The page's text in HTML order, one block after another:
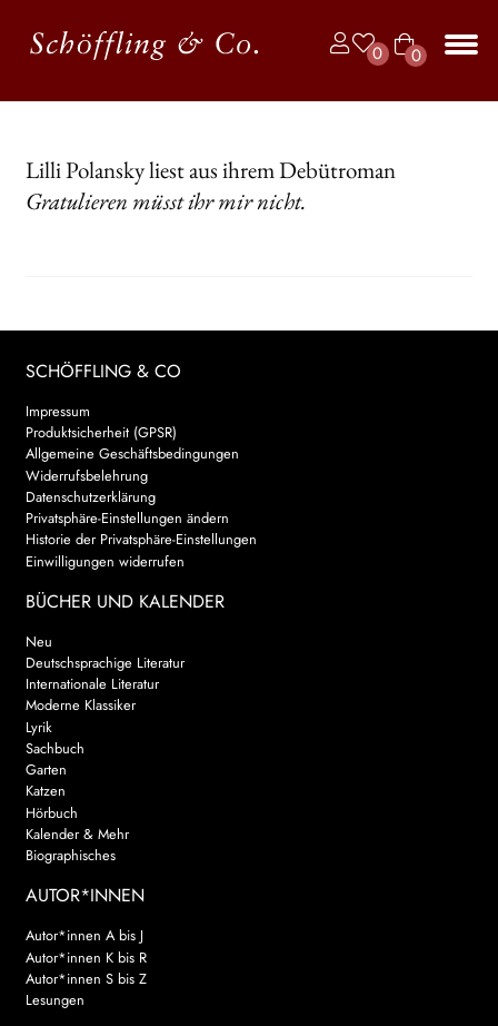
0
0
ike
Zur
Navigation
Zum
Inhalt
BÜCHER
KALENDER
VERLAG
HANDEL
LIZENZEN | FOREIGN RIGHTS
AKTUELLES
NEWSLETTER
Lilli Polansky liest aus ihrem Debütroman
Gratulieren müsst ihr mir nicht.
SCHÖFFLING & CO
Impressum
Produktsicherheit (GPSR)
Allgemeine Geschäftsbedingungen
Widerrufsbelehrung
Datenschutzerklärung
Privatsphäre-Einstellungen ändern
Historie der Privatsphäre-Einstellungen
Einwilligungen widerrufen
BÜCHER UND KALENDER
Neu
Deutschsprachige Literatur
Internationale Literatur
Moderne Klassiker
Lyrik
Sachbuch
Garten
Katzen
Hörbuch
Kalender & Mehr
Biographisches
AUTOR*INNEN
Autor*innen A bis J
Autor*innen K bis R
Autor*innen S bis Z
Lesungen